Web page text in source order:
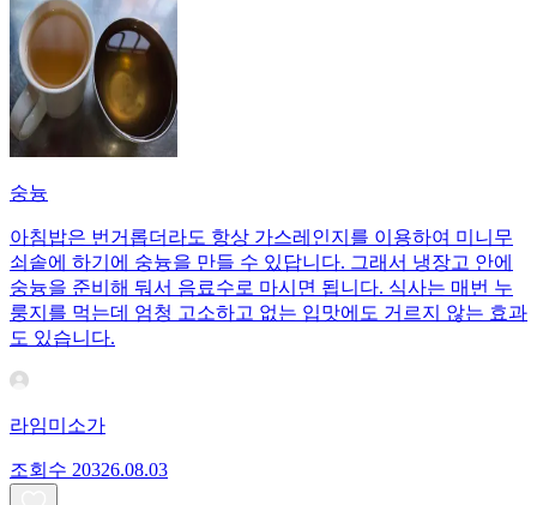
숭늉
아침밥은 번거롭더라도 항상 가스레인지를 이용하여 미니무
쇠솥에 하기에 숭늉을 만들 수 있답니다. 그래서 냉장고 안에
숭늉을 준비해 둬서 음료수로 마시면 됩니다. 식사는 매번 누
룽지를 먹는데 엄청 고소하고 없는 입맛에도 거르지 않는 효과
도 있습니다.
라임미소가
조회수 20326.08.03